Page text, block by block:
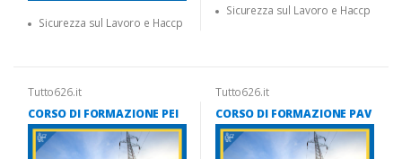
Sicurezza sul Lavoro e Haccp
Sicurezza sul Lavoro e Haccp
Tutto626.it
CORSO DI FORMAZIONE PEI
Tutto626.it
CORSO DI FORMAZIONE PAV